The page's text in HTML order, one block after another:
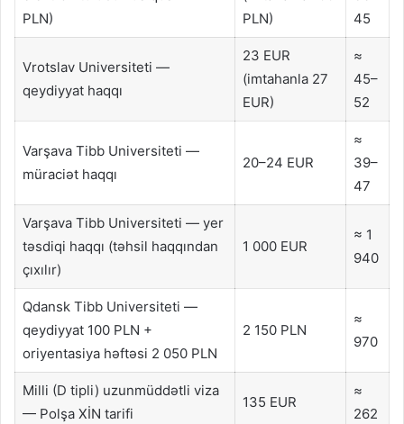
PLN)
PLN)
45
Vrotslav Universiteti —
qeydiyyat haqqı
23 EUR
(imtahanla 27
EUR)
≈
45–
52
Varşava Tibb Universiteti —
müraciət haqqı
20–24 EUR
≈
39–
47
Varşava Tibb Universiteti — yer
təsdiqi haqqı (təhsil haqqından
çıxılır)
1 000 EUR
≈ 1
940
Qdansk Tibb Universiteti —
qeydiyyat 100 PLN +
oriyentasiya həftəsi 2 050 PLN
2 150 PLN
≈
970
Milli (D tipli) uzunmüddətli viza
— Polşa XİN tarifi
135 EUR
≈
262